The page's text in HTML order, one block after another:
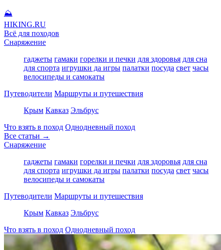
⛰
HIKING.RU
Всё для походов
Снаряжение
гаджеты гамаки горелки и печки для здоровья для сна
для спорта игрушки да игры палатки посуда свет часы
велосипеды и самокаты
Путеводители Маршруты и путешествия
Крым Кавказ Эльбрус
Что взять в поход Однодневный поход
Все статьи →
Снаряжение
гаджеты гамаки горелки и печки для здоровья для сна
для спорта игрушки да игры палатки посуда свет часы
велосипеды и самокаты
Путеводители Маршруты и путешествия
Крым Кавказ Эльбрус
Что взять в поход Однодневный поход